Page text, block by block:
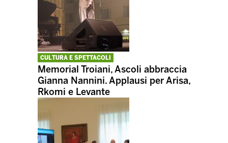
CULTURA E SPETTACOLI
Memorial Troiani, Ascoli abbraccia
Gianna Nannini. Applausi per Arisa,
Rkomi e Levante